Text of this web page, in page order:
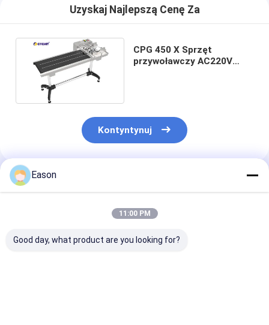
Uzyskaj Najlepszą Cenę Za
CPG 450 X Sprzęt
przywoławczy AC220V
Kontyntynuj
Polecane Produkty
Eason
11:00 PM
Good day, what product are you looking for?